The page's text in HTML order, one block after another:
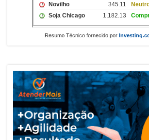
Resumo Técnico fornecido por